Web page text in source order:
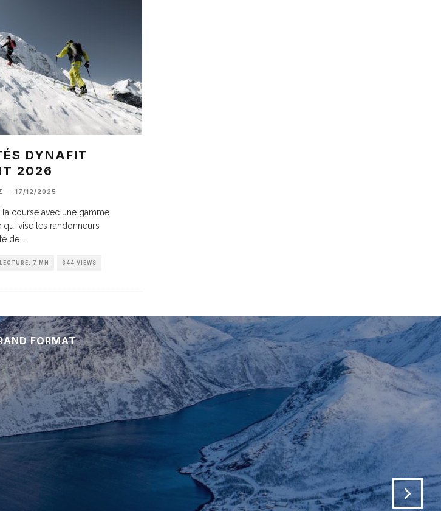
DYNAFIT
2026
· 17/12/2025
la course avec une gamme
qui vise les randonneurs
de
7 MN 344 VIEWS
FORMAT